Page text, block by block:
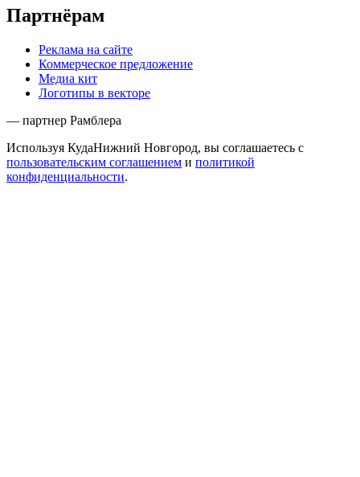
Партнёрам
Реклама на сайте
Коммерческое предложение
Медиа кит
Логотипы в векторе
— партнер Рамблера
Используя КудаНижний Новгород, вы соглашаетесь с
пользовательским соглашением и политикой
конфиденциальности.